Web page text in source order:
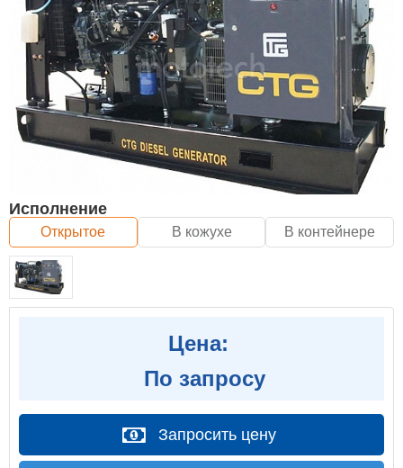
Исполнение
Открытое В кожухе В контейнере
Цена:
По запросу
Запросить цену